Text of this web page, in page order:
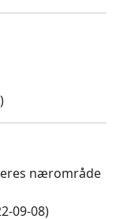
nærområde
09-08)